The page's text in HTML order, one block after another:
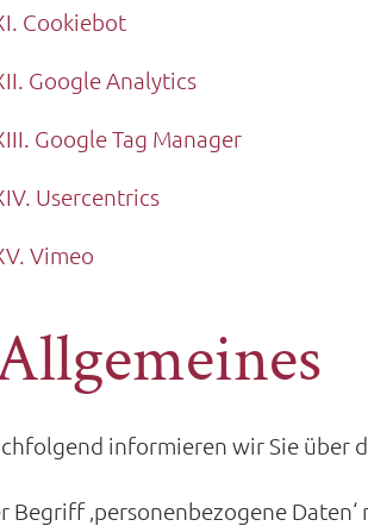
Cookiebot
Google Analytics
Google Tag Manager
Usercentrics
Vimeo
informieren wir Sie über
Begriff ‚personenbezogene